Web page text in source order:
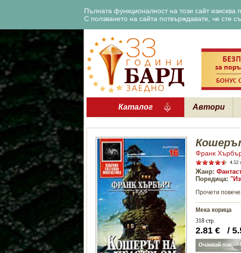
Пълната функционалност на този сайт изисква
С ползването на сайта потвърждавате, че сте
Каталог Автори
Франк
4.52
Жанр:
Поредица:
Прочети повече
Мека корица
318 стр.
2.81 € /